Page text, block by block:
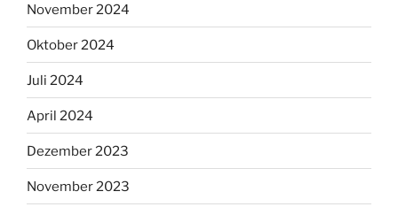
November 2024
Oktober 2024
Juli 2024
April 2024
Dezember 2023
November 2023